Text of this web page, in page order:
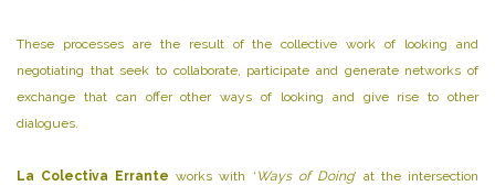
These processes are the result of the collective work of looking and
negotiating that seek to collaborate, participate and generate networks of
exchange that can offer other ways of looking and give rise to other
dialogues.
La Colectiva Errante works with ‘ Ways of Doing’ at the intersection